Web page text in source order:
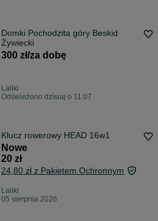
Domki Pochodzita góry Beskid
Żywiecki
300 zł/za dobę
Laliki
Odświeżono dzisiaj o 11:07
Klucz rowerowy HEAD 16w1
Nowe
20 zł
24,80 zł z Pakietem Ochronnym
Laliki
05 sierpnia 2026